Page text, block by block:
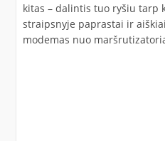
kitas – dalintis tuo ryšiu tarp
straipsnyje paprastai ir
modemas nuo